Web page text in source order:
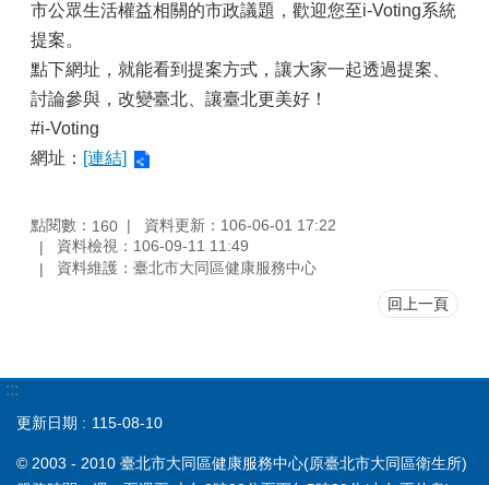
市公眾生活權益相關的市政議題，歡迎您至i-Voting系統
提案。
點下網址，就能看到提案方式，讓大家一起透過提案、
討論參與，改變臺北、讓臺北更美好！
#i-Voting
網址： [連結]
點閱數： 160
資料更新：106-06-01 17:22
資料檢視：106-09-11 11:49
資料維護：臺北市大同區健康服務中心
回上一頁
:::
更新日期 115-08-10
© 2003 - 2010 臺北市大同區健康服務中心(原臺北市大同區衛生所)